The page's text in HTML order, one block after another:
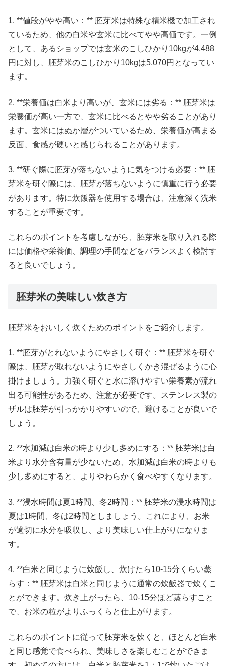
1. **値段がやや高い：** 胚芽米は特殊な精米機で加工され
ているため、他の白米や玄米に比べてやや高価です。一例
として、あるショップでは玄米のこしひかり10kgが4,488
円に対し、胚芽米のこしひかり10kgは5,070円となってい
ます。
2. **栄養価は白米より高いが、玄米には劣る：** 胚芽米は
栄養価が高い一方で、玄米に比べるとやや劣ることがあり
ます。玄米にはぬか層がついているため、栄養価が高まる
反面、食感が硬いと感じられることがあります。
3. **研ぐ際に胚芽が落ちないように気をつける必要：** 胚
芽米を研ぐ際には、胚芽が落ちないように慎重に行う必要
があります。特に炊飯器を使用する場合は、注意深く洗米
することが重要です。
これらのポイントを考慮しながら、胚芽米を取り入れる際
には価格や栄養価、調理の手間などをバランスよく検討す
ると良いでしょう。
胚芽米の美味しい炊き方
胚芽米をおいしく炊くためのポイントをご紹介します。
1. **胚芽がとれないようにやさしく研ぐ：** 胚芽米を研ぐ
際は、胚芽が取れないようにやさしくかき混ぜるように心
掛けましょう。力強く研ぐと水に溶けやすい栄養素が流れ
出る可能性があるため、注意が必要です。ステンレス製の
ザルは胚芽が引っかかりやすいので、避けることが良いで
しょう。
2. **水加減は白米の時より少し多めにする：** 胚芽米は白
米より水分含有量が少ないため、水加減は白米の時よりも
少し多めにすると、よりやわらかく食べやすくなります。
3. **浸水時間は夏1時間、冬2時間：** 胚芽米の浸水時間は
夏は1時間、冬は2時間としましょう。これにより、お米
が適切に水分を吸収し、より美味しい仕上がりになりま
す。
4. **白米と同じように炊飯し、炊けたら10-15分くらい蒸
らす：** 胚芽米は白米と同じように通常の炊飯器で炊くこ
とができます。炊き上がったら、10-15分ほど蒸らすこと
で、お米の粒がよりふっくらと仕上がります。
これらのポイントに従って胚芽米を炊くと、ほとんど白米
と同じ感覚で食べられ、美味しさを楽しむことができま